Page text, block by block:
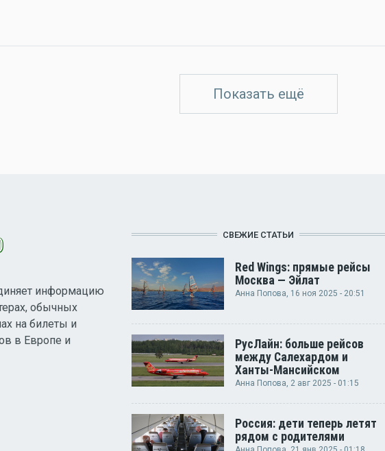
Показать ещё
информацию
обычных
на билеты и
в Европе и
СВЕЖИЕ СТАТЬИ
Red Wings: прямые рейсы
Москва — Эйлат
Анна Попова , 16 ноя 2025 - 20:51
РусЛайн: больше рейсов
между Салехардом и
Ханты-Мансийском
Анна Попова , 2 авг 2025 - 01:15
Россия: дети теперь летят
рядом с родителями